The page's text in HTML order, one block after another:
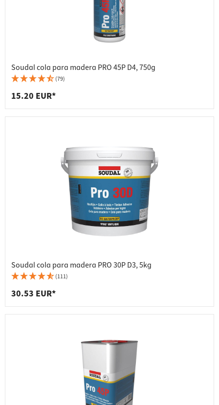
Soudal cola para madera PRO 45P D4, 750g
(79)
15.20 EUR*
Soudal cola para madera PRO 30P D3, 5kg
(111)
30.53 EUR*